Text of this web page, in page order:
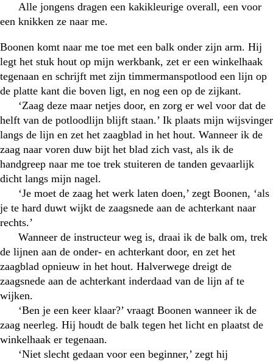
Alle jongens dragen een kakikleurige overall, een voor
een knikken ze naar me.
Boonen komt naar me toe met een balk onder zijn arm. Hij
legt het stuk hout op mijn werkbank, zet er een winkelhaak
tegenaan en schrijft met zijn timmermanspotlood een lijn op
de platte kant die boven ligt, en nog een op de zijkant.
‘Zaag deze maar netjes door, en zorg er wel voor dat de
helft van de potloodlijn blijft staan.’ Ik plaats mijn wijsvinger
langs de lijn en zet het zaagblad in het hout. Wanneer ik de
zaag naar voren duw bijt het blad zich vast, als ik de
handgreep naar me toe trek stuiteren de tanden gevaarlijk
dicht langs mijn nagel.
‘Je moet de zaag het werk laten doen,’ zegt Boonen, ‘als
je te hard duwt wijkt de zaagsnede aan de achterkant naar
rechts.’
Wanneer de instructeur weg is, draai ik de balk om, trek
de lijnen aan de onder- en achterkant door, en zet het
zaagblad opnieuw in het hout. Halverwege dreigt de
zaagsnede aan de achterkant inderdaad van de lijn af te
wijken.
‘Ben je een keer klaar?’ vraagt Boonen wanneer ik de
zaag neerleg. Hij houdt de balk tegen het licht en plaatst de
winkelhaak er tegenaan.
‘Niet slecht gedaan voor een beginner,’ zegt hij